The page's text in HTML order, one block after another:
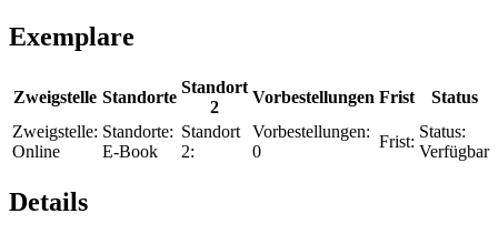
Exemplare
Zweigstelle Standorte
Standort
2
Vorbestellungen Frist
Status
Zweigstelle:
Online
Standorte:
E-Book
Standort
2:
Vorbestellungen:
0
Frist:
Status:
Verfügbar
Details